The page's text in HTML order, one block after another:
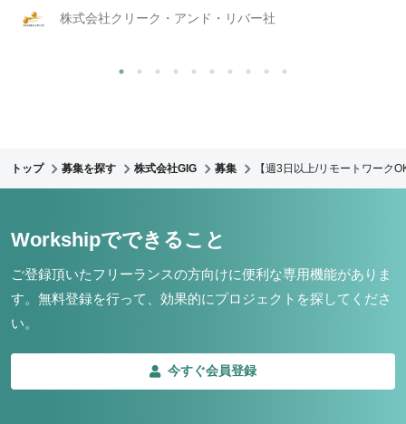
株式会社クリーク・アンド・リバー社
トップ 募集を探す 株式会社GIG 募集 【週3日以上/リモートワーク
Workshipでできること
ご登録頂いたフリーランスの方向けに便利な専用機能がありま
す。 無料登録を行って、効果的にプロジェクトを探してくださ
い。
今すぐ会員登録